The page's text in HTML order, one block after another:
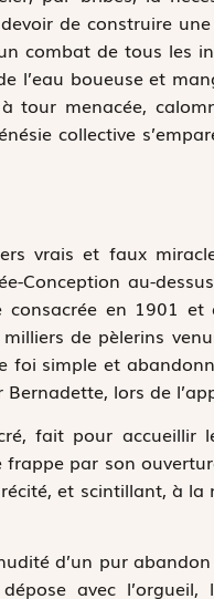
de construire
combat de tous les
l’eau boueuse et
tour menacée,
collective
vrais et faux
Conception au-
consacrée en 1901
de pèlerins
foi simple et
lors de
fait pour accueillir
par son
et scintillant, à la
d’un pur
avec l’orgueil,